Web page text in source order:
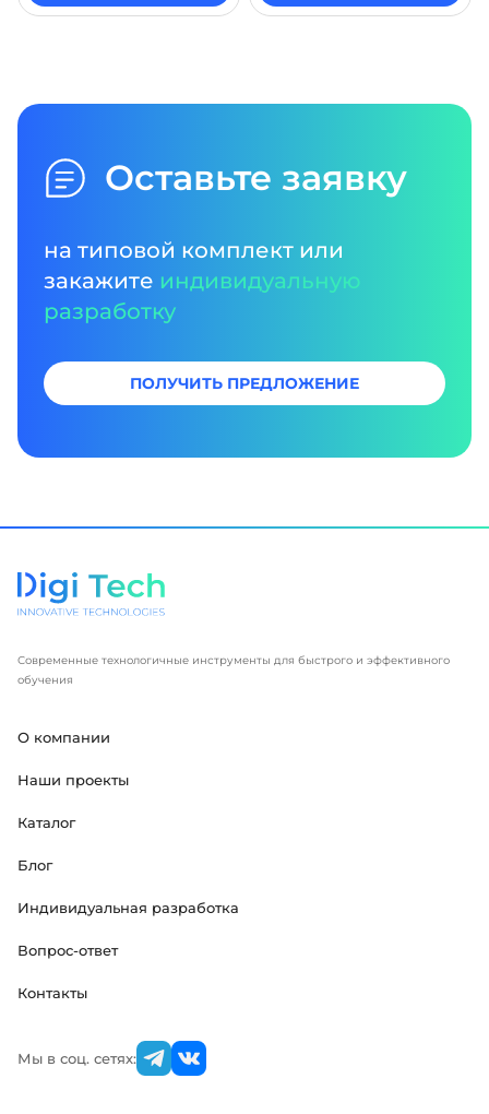
Оставьте заявку
на типовой комплект или
закажите индивидуальную
разработку
ПОЛУЧИТЬ ПРЕДЛОЖЕНИЕ
Современные технологичные инструменты для быстрого и эффективного
обучения
О компании
Наши проекты
Каталог
Блог
Индивидуальная разработка
Вопрос-ответ
Контакты
Мы в соц. сетях: